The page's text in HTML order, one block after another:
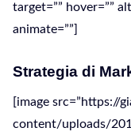
target=”” hover=””
animate=””]
Strategia di
[image src=”https://
content/uploads/